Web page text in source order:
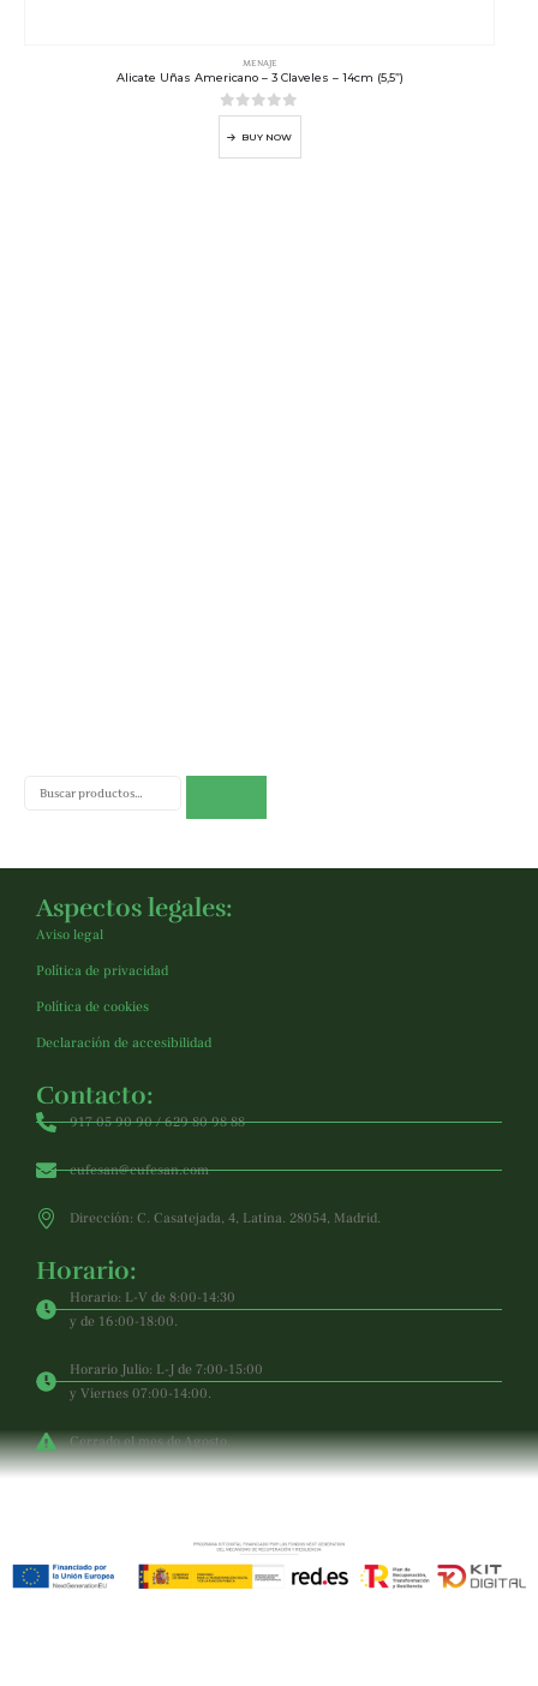
MENAJE
Alicate Uñas Americano – 3 Claveles – 14cm (5,5”)
0out of 5
BUY NOW
Aspectos legales:
Aviso legal
Política de privacidad
Política de cookies
Declaración de accesibilidad
Contacto:
917 05 90 90 / 629 80 98 88
cufesan@cufesan.com
Dirección: C. Casatejada, 4, Latina. 28054, Madrid.
Horario:
Horario: L-V de 8:00-14:30
y de 16:00-18:00.
Horario Julio: L-J de 7:00-15:00
y Viernes 07:00-14:00.
Cerrado el mes de Agosto.